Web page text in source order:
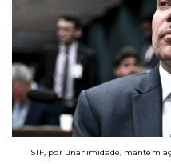
STF, por unanimidade, mantém